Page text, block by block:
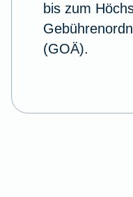
bis zum
(GOÄ).